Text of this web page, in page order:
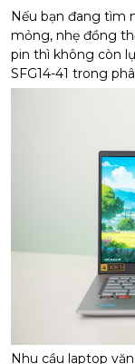
Nếu bạn đang tìm
mỏng, nhẹ đồng
pin thì không còn
SFG14-41 trong
Nhu cầu laptop